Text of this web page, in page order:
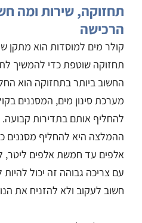
תחזוקה, שירות ומה
הרכישה
קולר מים למוסדות הוא מתקן
תחזוקה שוטפת כדי להמשיך
החשוב ביותר בתחזוקה הוא
מערכת סינון מים, המסננים
להחליף אותם בתדירות קבועה.
ההמלצה היא להחליף מסננים
אלפים עד חמשת אלפים ליטר,
עם צריכה גבוהה זה יכול
חשוב לעקוב ולא להזניח את